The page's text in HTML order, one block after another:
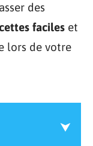
des
faciles et
lors de votre